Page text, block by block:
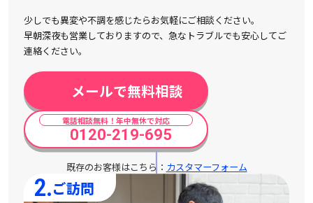
少しでも異変や不調を感じたらお気軽にご相談ください。
早朝深夜も営業しておりますので、急なトラブルでも安心してご
連絡ください。
メールで無料相談
電話相談無料！年中無休で対応
0120-219-695
既存のお客様はこちら： カスタマーフォーム
2.ご訪問